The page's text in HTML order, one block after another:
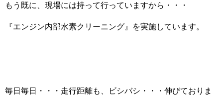
もう既に、現場には持って行っていますから・・・
『エンジン内部水素クリーニング』を実施しています。
毎日毎日・・・走行距離も、ビシバシ・・・伸びておりま